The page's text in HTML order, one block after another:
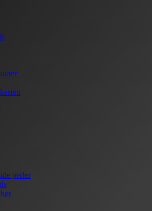
perler